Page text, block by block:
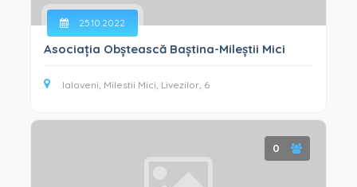
25.10.2022
Asociația Obștească Baștina-Mileștii Mici
Ialoveni, Milestii Mici, Livezilor, 6
0